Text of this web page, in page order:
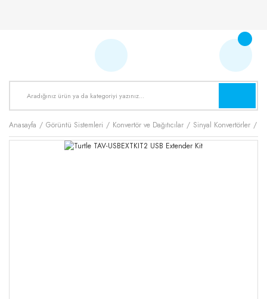
Anasayfa Görüntü Sistemleri Konvertör ve Dağıtıcılar Sinyal Konvertörler